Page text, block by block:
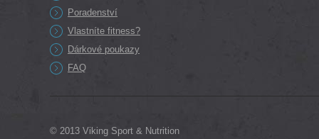
Poradenství
Vlastníte fitness?
Dárkové poukazy
FAQ
© 2013 Viking Sport & Nutrition